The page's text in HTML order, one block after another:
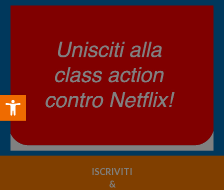
Open toolbar
ISCRIVITI
&